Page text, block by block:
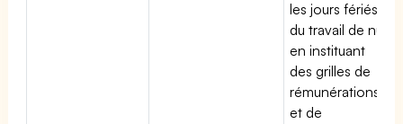
les jours fériés,
du travail de nuit
en instituant
des grilles de
rémunérations
et de